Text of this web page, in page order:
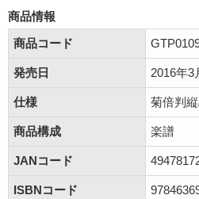
商品情報
商品コード
発売日 2016年3
仕様 菊倍判
商品構成 楽譜
JANコード
ISBNコード